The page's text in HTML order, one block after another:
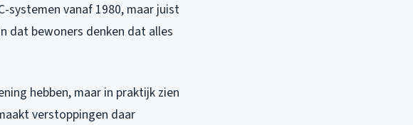
systemen vanaf 1980, maar juist
dat bewoners denken dat alles
hebben, maar in praktijk zien
verstoppingen daar